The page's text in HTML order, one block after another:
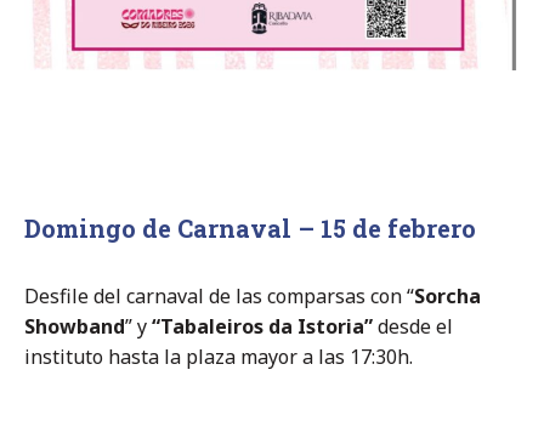
Domingo de Carnaval – 15 de febrero
Desfile del carnaval de las comparsas con “Sorcha
Showband” y“Tabaleiros da Istoria”desde el
instituto hasta la plaza mayor a las 17:30h.